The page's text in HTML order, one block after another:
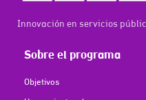
Innovación en servicios
Sobre el programa
Objetivos